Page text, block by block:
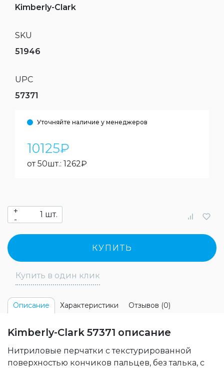
Kimberly-Clark
SKU
51946
UPC
57371
Уточняйте наличие у менеджеров
10125₽
от 50шт.: 1262₽
+
-
шт.
КУПИТЬ
Купить в один клик
Описание Характеристики Отзывов (0)
Kimberly-Clark 57371 описание
Нитриловые перчатки с текстурированной
поверхностью кончиков пальцев, без талька, с